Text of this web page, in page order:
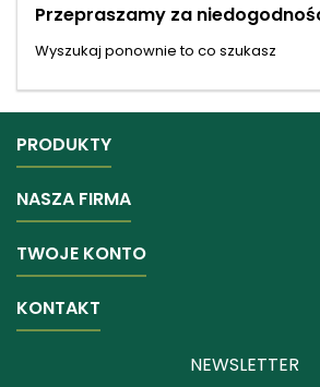
Przepraszamy za
Wyszukaj ponownie to co szukasz
PRODUKTY
NASZA FIRMA
TWOJE KONTO
KONTAKT
NEWSLETTER